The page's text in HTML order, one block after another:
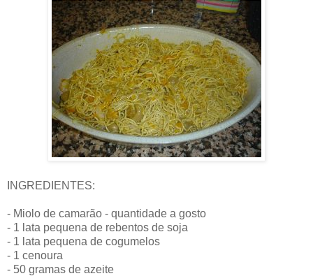
INGREDIENTES:
- Miolo de camarão - quantidade a gosto
- 1 lata pequena de rebentos de soja
- 1 lata pequena de cogumelos
- 1 cenoura
- 50 gramas de azeite